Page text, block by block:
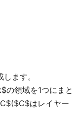
ます。
の領域を1つにまと
はレイヤー